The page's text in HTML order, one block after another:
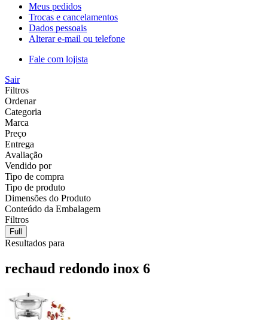
Meus pedidos
Trocas e cancelamentos
Dados pessoais
Alterar e-mail ou telefone
Fale com lojista
Sair
Filtros
Ordenar
Categoria
Marca
Preço
Entrega
Avaliação
Vendido por
Tipo de compra
Tipo de produto
Dimensões do Produto
Conteúdo da Embalagem
Filtros
Full
Resultados para
rechaud redondo inox 6